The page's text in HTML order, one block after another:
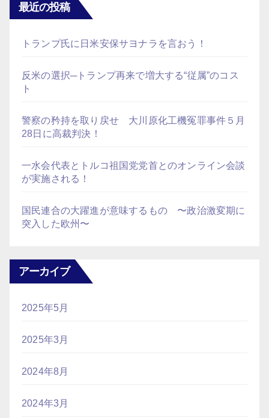
最近の投稿
トランプ氏に日米安保サヨナラを言おう！
反米の選択─トランプ再来で増大する“従属”のコス
ト
警察の矜持を取り戻せ 大川原化工機冤罪事件５月
28日に高裁判決！
一水会代表とトルコ祖国党党首とのオンライン会談
が実施される！
国民連合の大躍進が意味するもの 〜政治激変期に
突入した欧州〜
アーカイブ
2025年5月
2025年3月
2024年8月
2024年3月